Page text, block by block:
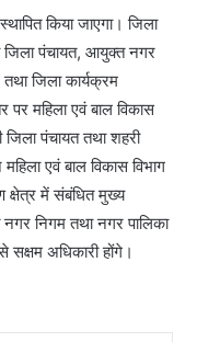
किया जाएगा। जिला
जिला पंचायत, आयुक्त नगर
जिला कार्यक्रम
पर महिला एवं बाल विकास
जिला पंचायत तथा शहरी
एवं बाल विकास विभाग
क्षेत्र में संबंधित मुख्य
नगर निगम तथा नगर पालिका
अधिकारी होंगे।